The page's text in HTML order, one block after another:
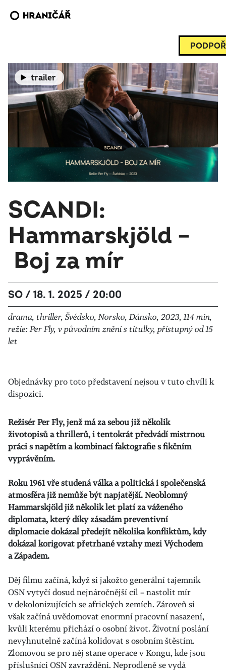
trailer
SCANDI:
Hammarskjöld –
Boj za mír
SO / 18. 1. 2025 / 20:00
drama, thriller, Švédsko, Norsko, Dánsko, 2023, 114 min,
režie: Per Fly, v původním znění s titulky, přístupný od 15
let
Objednávky pro toto představení nejsou v tuto chvíli k
dispozici.
RežisérPer Fly, jenž má za sebou již několik
životopisů a thrillerů, i tentokrát předvádí mistrnou
práci s napětím a kombinací faktografie s fikčním
vyprávěním.
Roku 1961 vře studená válka a politická i společenská
atmosféra již nemůže být napjatější. Neoblomný
Hammarskjöld již několik let platí za váženého
diplomata, který díky zásadám preventivní
diplomacie dokázal předejít několika konfliktům, kdy
dokázal korigovat přetrhané vztahy mezi Východem
a Západem.
Děj filmu začíná, když si jakožto generální tajemník
OSN vytyčí dosud nejnáročnější cíl – nastolit mír
v dekolonizujících se afrických zemích. Zároveň si
však začíná uvědomovat enormní pracovní nasazení,
kvůli kterému přichází o osobní život. Životní poslání
nevyhnutelně začíná kolidovat s osobním štěstím.
Zlomovou se pro něj stane operace v Kongu, kde jsou
příslušníci OSN zavražděni. Neprodleně se vydá